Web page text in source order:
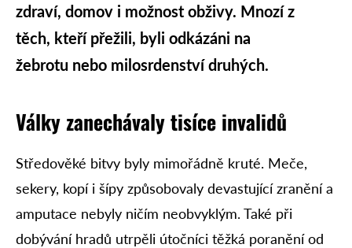
zdraví, domov i možnost obživy. Mnozí z
těch, kteří přežili, byli odkázáni na
žebrotu nebo milosrdenství druhých.
Války zanechávaly tisíce invalidů
Středověké bitvy byly mimořádně kruté. Meče,
sekery, kopí i šípy způsobovaly devastující zranění a
amputace nebyly ničím neobvyklým. Také při
dobývání hradů utrpěli útočníci těžká poranění od